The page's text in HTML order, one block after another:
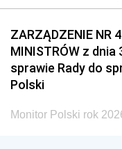
2014
2011
2008
2005
ZARZĄDZENIE NR
MINISTRÓW z
sprawie Rady do
Polski
Monitor Polski rok